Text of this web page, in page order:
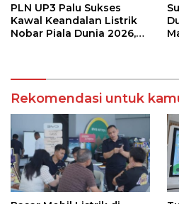
PLN UP3 Palu Sukses
Kawal Keandalan Listrik
Nobar Piala Dunia 2026,
Rekomendasi untuk